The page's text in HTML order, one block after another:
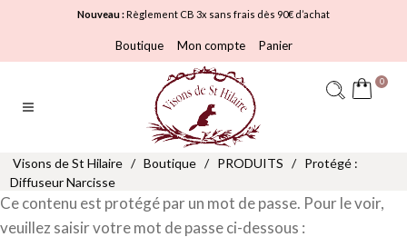
Nouveau :Règlement CB 3x sans frais dès 90€ d’achat
Boutique Mon compte Panier
0
Visons de St Hilaire / Boutique / PRODUITS / Protégé :
Diffuseur Narcisse
Ce contenu est protégé par un mot de passe. Pour le voir,
veuillez saisir votre mot de passe ci-dessous :